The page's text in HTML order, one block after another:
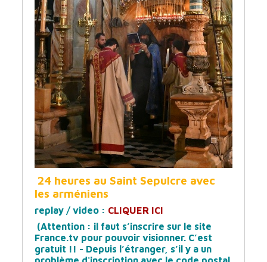
24 heures au Saint Sepulcre avec
les arméniens
replay / video : CLIQUER ICI
(Attention : il faut s’inscrire sur le site
France.tv pour pouvoir visionner. C’est
gratuit !! - Depuis l’étranger, s’il y a un